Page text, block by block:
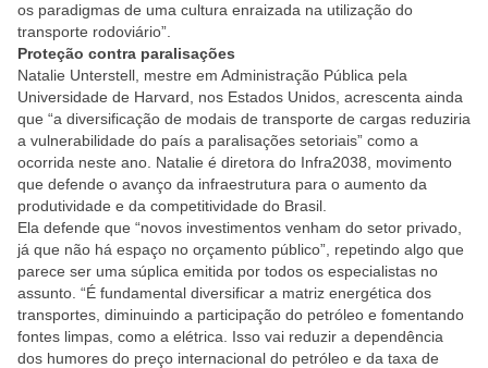
os paradigmas de uma cultura enraizada na utilização do
transporte rodoviário”.
Proteção contra paralisações
Natalie Unterstell, mestre em Administração Pública pela
Universidade de Harvard, nos Estados Unidos, acrescenta ainda
que “a diversificação de modais de transporte de cargas reduziria
a vulnerabilidade do país a paralisações setoriais” como a
ocorrida neste ano. Natalie é diretora do Infra2038, movimento
que defende o avanço da infraestrutura para o aumento da
produtividade e da competitividade do Brasil.
Ela defende que “novos investimentos venham do setor privado,
já que não há espaço no orçamento público”, repetindo algo que
parece ser uma súplica emitida por todos os especialistas no
assunto. “É fundamental diversificar a matriz energética dos
transportes, diminuindo a participação do petróleo e fomentando
fontes limpas, como a elétrica. Isso vai reduzir a dependência
dos humores do preço internacional do petróleo e da taxa de